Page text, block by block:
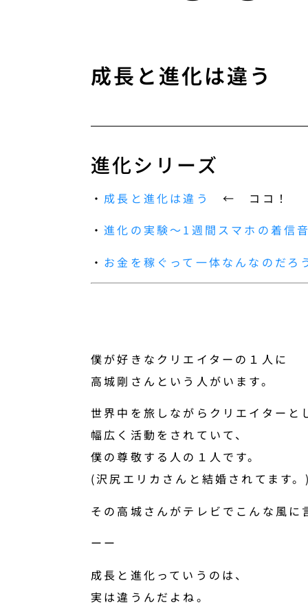
成長と進化は違う
進化シリーズ
・ 成長と進化は違う
← ココ！
・進化の実験〜1週間スマホの着信
・ お金を稼ぐって一体なんなのだろ
僕が好きなクリエイターの１人に
高城剛さんという人がいます。
世界中を旅しながらクリエイターと
幅広く活動をされていて、
僕の尊敬する人の１人です。
(沢尻エリカさんと結婚されてます。)
その高城さんがテレビでこんな風に
ーー
成長と進化っていうのは、
実は違うんだよね。